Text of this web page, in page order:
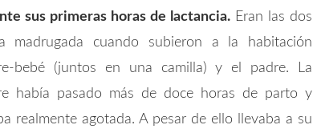
sus primeras horas de lactancia. Eran las dos
madrugada cuando subieron a la habitación
bebé (juntos en una camilla) y el padre. La
había pasado más de doce horas de parto y
realmente agotada. A pesar de ello llevaba a su